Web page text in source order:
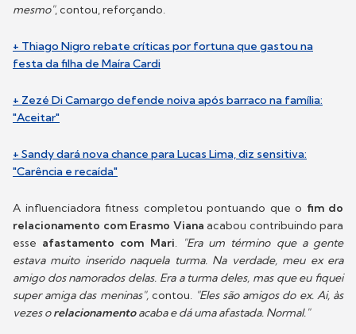
mesmo", contou, reforçando.
+ Thiago Nigro rebate críticas por fortuna que gastou na
festa da filha de Maíra Cardi
+ Zezé Di Camargo defende noiva após barraco na família:
"Aceitar"
+ Sandy dará nova chance para Lucas Lima, diz sensitiva:
"Carência e recaída"
A influenciadora fitness completou pontuando que o fim do
relacionamento com Erasmo Viana acabou contribuindo para
esse afastamento com Mari. "Era um término que a gente
estava muito inserido naquela turma. Na verdade, meu ex era
amigo dos namorados delas. Era a turma deles, mas que eu fiquei
super amiga das meninas",contou. "Eles são amigos do ex. Ai, às
vezes orelacionamentoacaba e dá uma afastada. Normal."